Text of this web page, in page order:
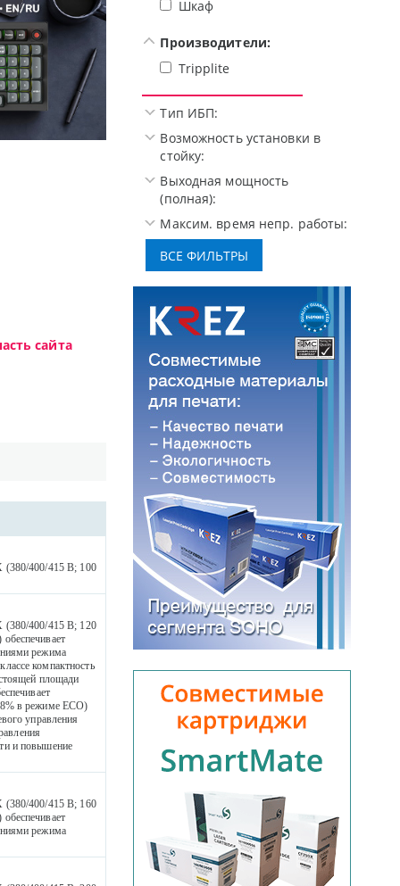
сайта
(380/400/415 В; 100
(380/400/415 В; 120
режима
компактность
площади
в режиме ECO)
управления
и повышение
(380/400/415 В; 160
режима
Шкаф
Производители:
Tripplite
Тип ИБП:
Возможность установки в
стойку:
Выходная мощность
(полная):
Максим. время непр. работы: